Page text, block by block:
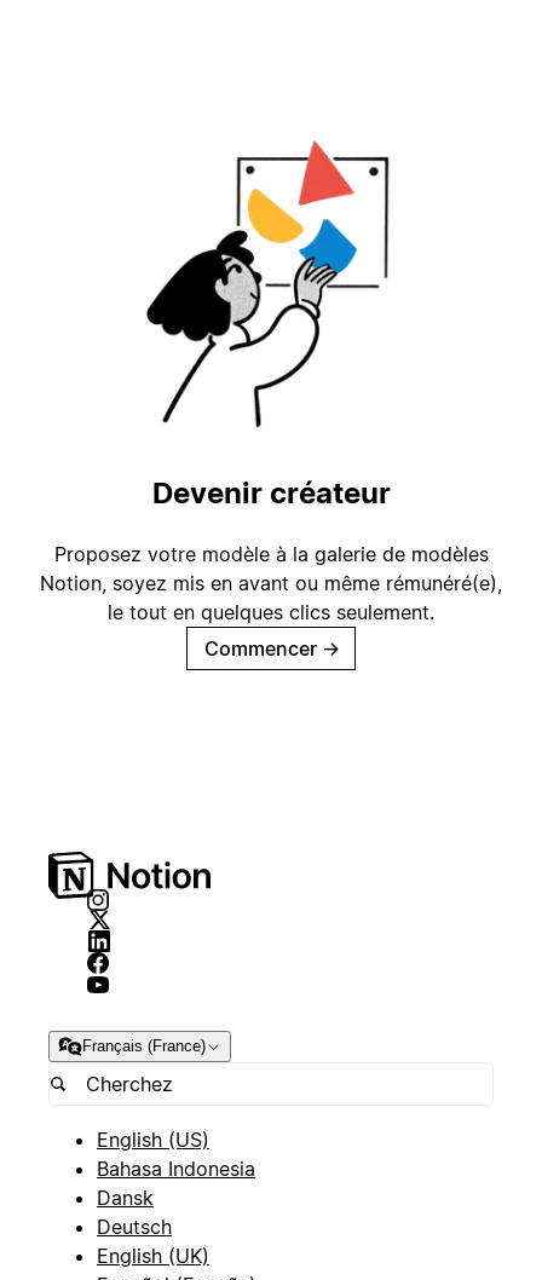
Devenir créateur
Proposez votre modèle à la galerie de modèles
Notion, soyez mis en avant ou même rémunéré(e),
le tout en quelques clics seulement.
Commencer →
Français (France)
English (US)
Bahasa Indonesia
Dansk
Deutsch
English (UK)